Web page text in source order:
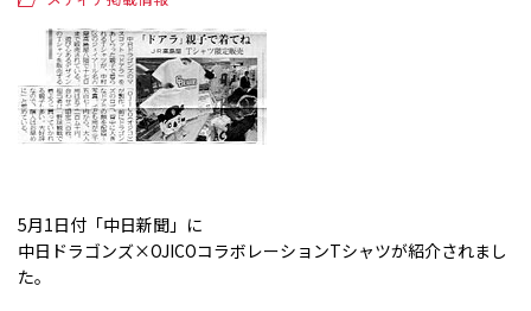
5月1日付「中日新聞」に
中日ドラゴンズ×OJICOコラボレーションTシャツが紹介されまし
た。